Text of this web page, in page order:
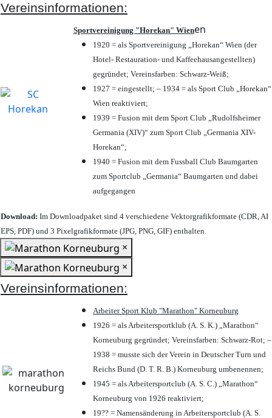
Vereinsinformationen:
Sportvereinigung "Horekan" Wienen
1920 = als Sportvereinigung „Horekan“ Wien (der
Hotel- Restauration- und Kaffeehausangestellten)
gegründet; Vereinsfarben: Schwarz-Weiß;
1927 = eingestellt; – 1934 = als Sport Club „Horekan“
Wien reaktiviert;
1939 = Fusion mit dem Sport Club „Rudolfsheimer
Germania (XIV)“ zum Sport Club „Germania XIV-
Horekan“;
1940 = Fusion mit dem Fussball Club Baumgarten
zum Sportclub „Germania“ Baumgarten und dabei
aufgegangen
Download: Im Downloadpaket sind 4 verschiedene Vektorgrafikformate (CDR, AI
EPS, PDF) und 3 Pixelgrafikformate (JPG, PNG, GIF) enthalten.
×
×
Vereinsinformationen:
Arbeiter Sport Klub "Marathon" Korneuburg
1926 = als Arbeitersportklub (A. S. K.) „Marathon“
Korneuburg gegründet; Vereinsfarben: Schwarz-Rot; –
1938 = musste sich der Verein in Deutscher Turn und
Reichs Bund (D. T. R. B.) Korneuburg umbenennen;
1945 = als Arbeitersportclub (A. S. C.) „Marathon“
Korneuburg von 1926 reaktiviert;
19?? = Namensänderung in Arbeitersportclub (A. S.